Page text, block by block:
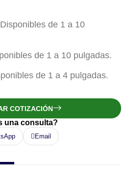
Disponibles de 1 a 10
de 1 a 10 pulgadas.
de 1 a 4 pulgadas.
COTIZACIÓN
una consulta?
Email